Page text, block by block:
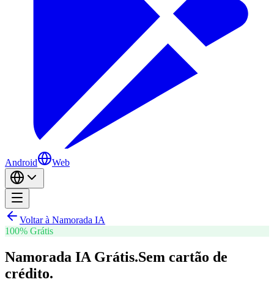
Android Web
Voltar à Namorada IA
100% Grátis
Namorada IA Grátis.Sem cartão de
crédito.